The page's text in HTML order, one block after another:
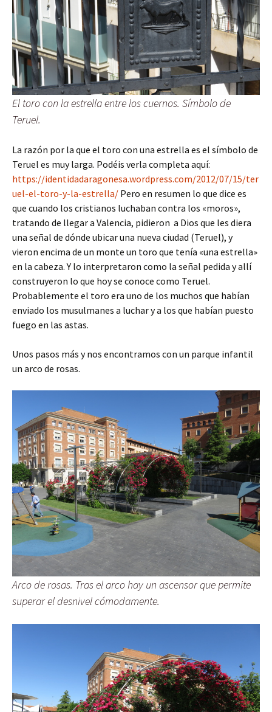
El toro con la estrella entre los cuernos. Símbolo de
Teruel.
La razón por la que el toro con una estrella es el símbolo de
Teruel es muy larga. Podéis verla completa aquí:
https://identidadaragonesa.wordpress.com/2012/07/15/ter
uel-el-toro-y-la-estrella/ Pero en resumen lo que dice es
que cuando los cristianos luchaban contra los «moros»,
tratando de llegar a Valencia, pidieron a Dios que les diera
una señal de dónde ubicar una nueva ciudad (Teruel), y
vieron encima de un monte un toro que tenía «una estrella»
en la cabeza. Y lo interpretaron como la señal pedida y allí
construyeron lo que hoy se conoce como Teruel.
Probablemente el toro era uno de los muchos que habían
enviado los musulmanes a luchar y a los que habían puesto
fuego en las astas.
Unos pasos más y nos encontramos con un parque infantil
un arco de rosas.
Arco de rosas. Tras el arco hay un ascensor que permite
superar el desnivel cómodamente.